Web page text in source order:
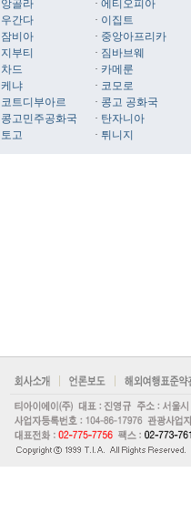
앙골라 · 에티오피아
우간다 · 이집트
잠비아 · 중앙아프리카
지부티 · 짐바브웨
차드 · 카메룬
케냐 · 코모로
코트디부아르 · 콩고 공화국
콩고민주공화국 · 탄자니아
토고 · 튀니지